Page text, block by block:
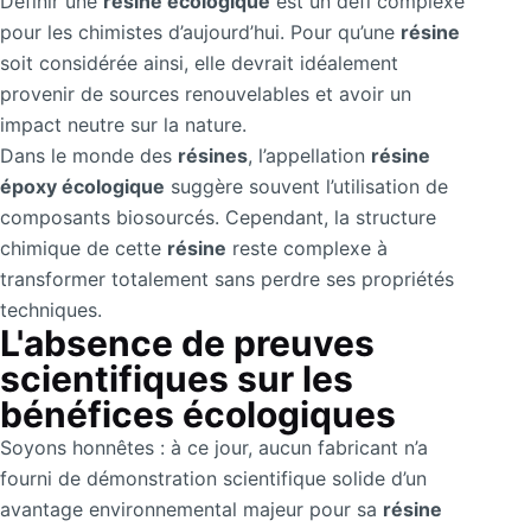
pour les chimistes d’aujourd’hui. Pour qu’une résine
soit considérée ainsi, elle devrait idéalement
provenir de sources renouvelables et avoir un
impact neutre sur la nature.
Dans le monde des résines, l’appellation résine
époxy écologique suggère souvent l’utilisation de
composants biosourcés. Cependant, la structure
chimique de cette résine reste complexe à
transformer totalement sans perdre ses propriétés
techniques.
L'absence de preuves
scientifiques sur les
bénéfices écologiques
Soyons honnêtes : à ce jour, aucun fabricant n’a
fourni de démonstration scientifique solide d’un
avantage environnemental majeur pour sa résine